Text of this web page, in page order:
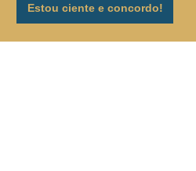
Estou ciente e concordo!